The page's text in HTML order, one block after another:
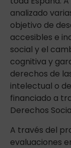
analizado
objetivo de
accesibles e
social y el
cognitiva y
derechos de
intelectual o
financiado a
Derechos
A través del
evaluaciones